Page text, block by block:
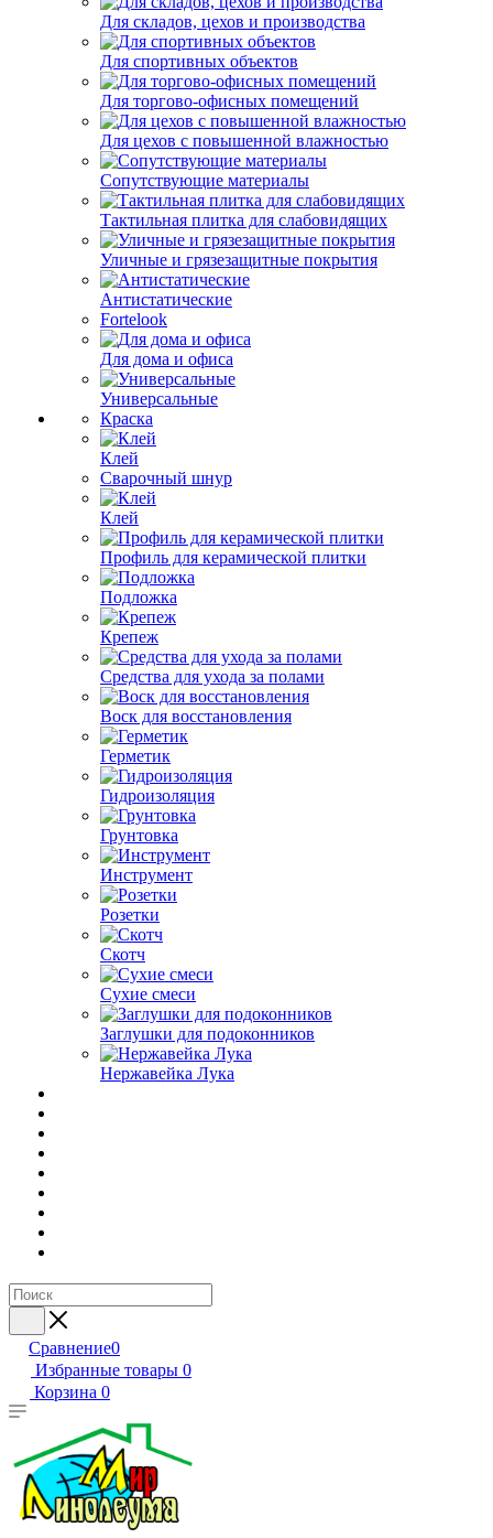
Для складов, цехов и производства
Для спортивных объектов
Для торгово-офисных помещений
Для цехов с повышенной влажностью
Сопутствующие материалы
Тактильная плитка для слабовидящих
Уличные и грязезащитные покрытия
Антистатические
Fortelook
Для дома и офиса
Универсальные
Краска
Клей
Сварочный шнур
Клей
Профиль для керамической плитки
Подложка
Крепеж
Средства для ухода за полами
Воск для восстановления
Герметик
Гидроизоляция
Грунтовка
Инструмент
Розетки
Скотч
Сухие смеси
Заглушки для подоконников
Нержавейка Лука
Сравнение0
Избранные товары 0
Корзина 0